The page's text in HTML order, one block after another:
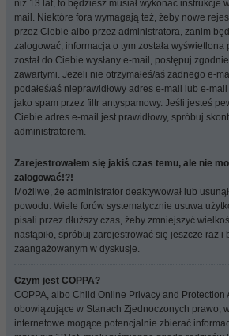
niż 13 lat, to będziesz musiał wykonać instrukcje
mail. Niektóre fora wymagają też, żeby nowe
przez Ciebie albo przez administratora, zanim
zalogować; informacja o tym została
został do Ciebie wysłany e-mail, postępuj
zawartymi. Jeżeli nie otrzymałeś/aś żadnego e-
podałeś/aś nieprawidłowy adres e-mail lub e-
jako spam przez filtr antyspamowy. Jeśli jesteś
Ciebie adres e-mail jest prawidłowy, spróbuj
administratorem.
Zarejestrowałem się jakiś czas temu, ale nie
zalogować!?!
Możliwe, że administrator deaktywował lub
powodu. Wiele forów systematycznie usuwa
pisali przez dłuższy czas, żeby zmniejszyć
nastąpiło, spróbuj zarejestrować się jeszcze raz i
zaangażowanym w dyskusje.
Czym jest COPPA?
COPPA, albo Child Online Privacy and Protection
obowiązujące w Stanach Zjednoczonych prawo,
internetowe mogące potencjalnie zbierać